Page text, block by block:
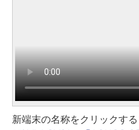
新端末の名称をクリック